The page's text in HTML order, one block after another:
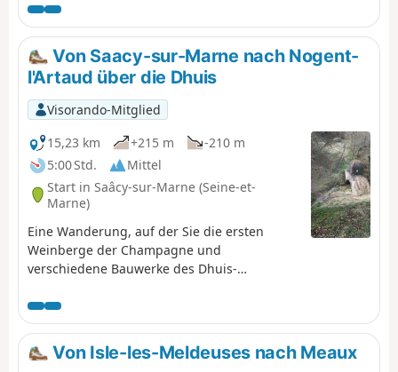
weniger als fünf europäische Länder
führt. Die Erfassung des Chemin de
Saint-Colomban bot Gelegenheit, an
seine bedeutende Rolle bei der
Gründung von Klöstern im entstehenden
christlichen Europa zu erinnern. Die
europäischen Colomban-Vereinigungen
haben sich daraufhin
zusammengeschlossen, um die Route
dieses Mönchs durch Europa zu erfassen
und die wichtigsten Stationen dieses
Weges mit einer Bronzetafel zu
kennzeichnen.
Von Saacy-sur-Marne nach Nogent-
l'Artaud über die Dhuis
Visorando-Mitglied
15,23 km
+215 m
-210 m
5:00 Std.
Mittel
Start in Saâcy-sur-Marne (Seine-et-
Marne)
Eine Wanderung, auf der Sie die ersten
Weinberge der Champagne und
verschiedene Bauwerke des Dhuis-
durch den Moderator am 24.09.2020:
Achtung! Problem mit Privatgrundstücken
zwischen (11) und (12). Siehe Beschreibung
für eine Alternative
Von Isle-les-Meldeuses nach Meaux